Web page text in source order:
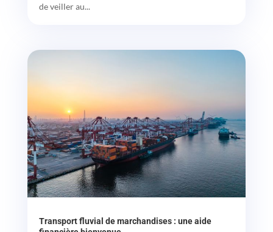
de veiller au...
Transport fluvial de marchandises : une aide